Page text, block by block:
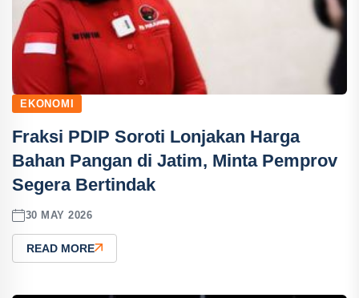
EKONOMI
Fraksi PDIP Soroti Lonjakan Harga
Bahan Pangan di Jatim, Minta Pemprov
Segera Bertindak
30 MAY 2026
READ MORE